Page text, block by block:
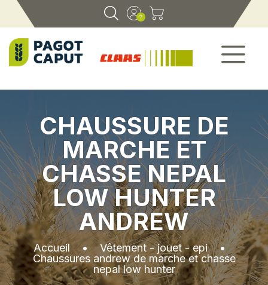
CHAUSSURE DE
MARCHE ET
CHASSE NEPAL
LOW HUNTER
ANDREW
Accueil•Vêtement - jouet - epi•
Chaussures andrew de marche et chasse
nepal low hunter